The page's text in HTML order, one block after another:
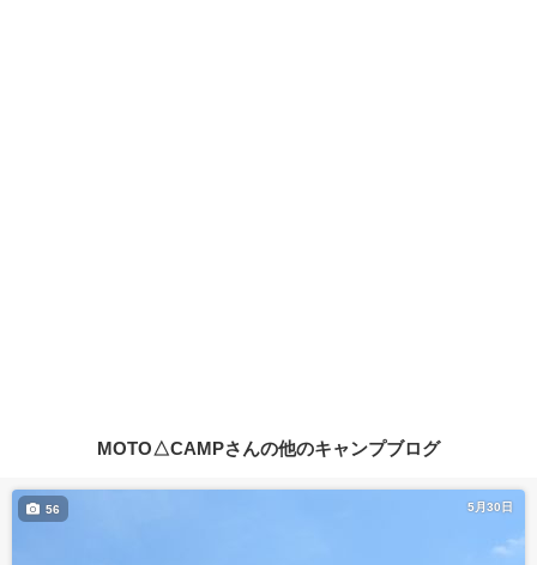
MOTO△CAMPさんの他のキャンプブログ
5月30日
56